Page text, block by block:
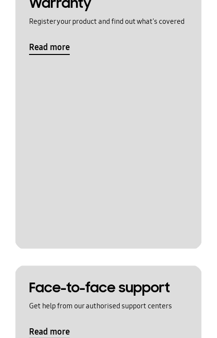
Register your product and find out what's covered
Read more
Face-to-face support
Get help from our authorised support centers
Read more